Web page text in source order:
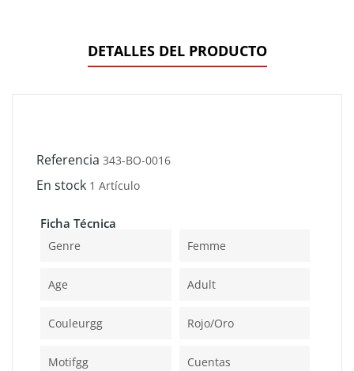
DETALLES DEL PRODUCTO
Referencia 343-BO-0016
En stock 1 Artículo
Ficha Técnica
Genre Femme
Age Adult
Couleurgg Rojo/oro
Motifgg Cuentas